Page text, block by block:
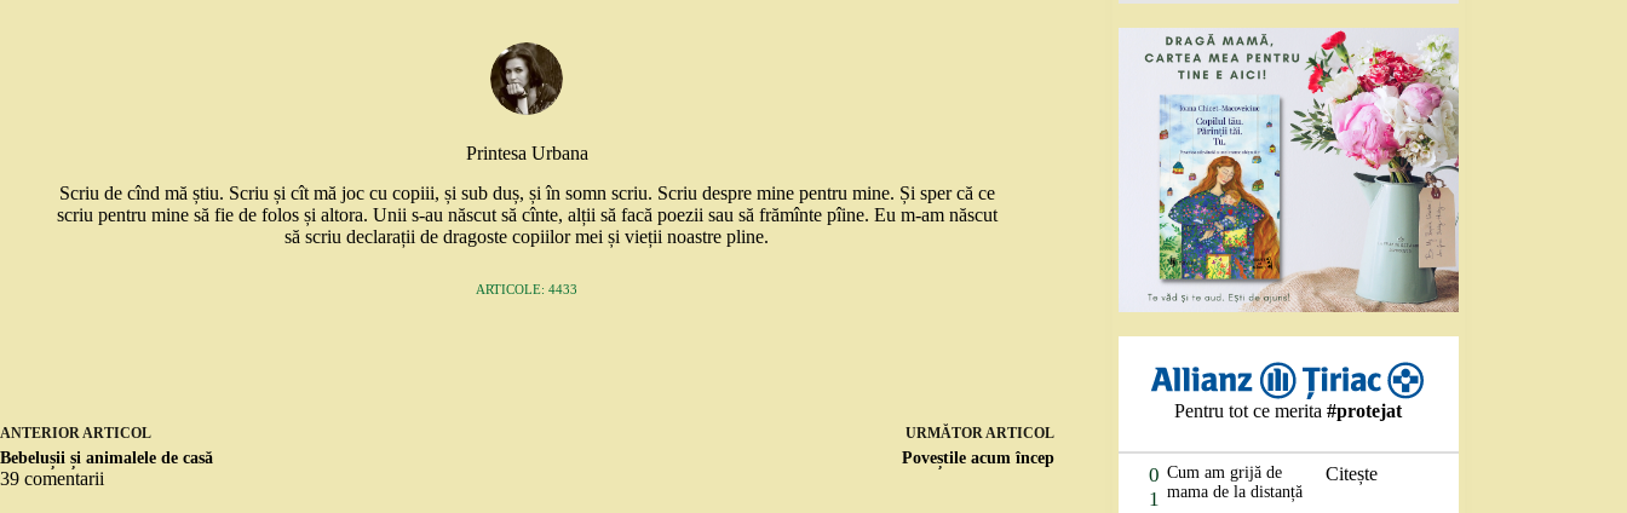
Printesa Urbana
Scriu de cînd mă știu. Scriu și cît mă joc cu copiii, și sub duș, și în somn scriu. Scriu despre mine pentru mine. Și sper că ce
scriu pentru mine să fie de folos și altora. Unii s-au născut să cînte, alții să facă poezii sau să frămînte pîine. Eu m-am născut
să scriu declarații de dragoste copiilor mei și vieții noastre pline.
ARTICOLE: 4433
ANTERIOR ARTICOL
Bebelușii și animalele de casă
URMĂTOR ARTICOL
Poveștile acum încep
39 comentarii
Pentru tot ce merita#protejat
0
1
Cum am grijă de
mama de la distanță
Citește